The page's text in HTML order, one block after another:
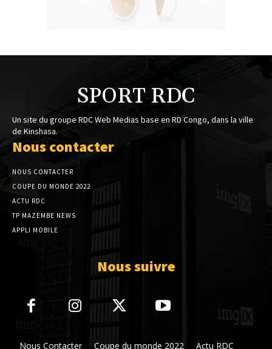
SPORT RDC
Un site du groupe RDC Web Medias base en RD Congo, dans la ville
de Kinshasa.
Nous contacter
NOUS CONTACTER
COUPE DU MONDE 2022
ACTU RDC
TP MAZEMBE NEWS
APPLI MOBILE
Nous suivre
Nous Contacter Coupe du monde 2022 Actu RDC